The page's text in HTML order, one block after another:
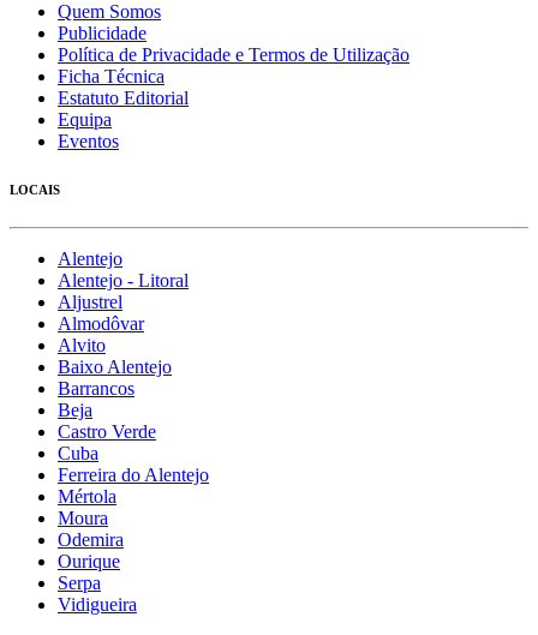
Quem Somos
Publicidade
Política de Privacidade e Termos de Utilização
Ficha Técnica
Estatuto Editorial
Equipa
Eventos
LOCAIS
Alentejo
Alentejo - Litoral
Aljustrel
Almodôvar
Alvito
Baixo Alentejo
Barrancos
Beja
Castro Verde
Cuba
Ferreira do Alentejo
Mértola
Moura
Odemira
Ourique
Serpa
Vidigueira